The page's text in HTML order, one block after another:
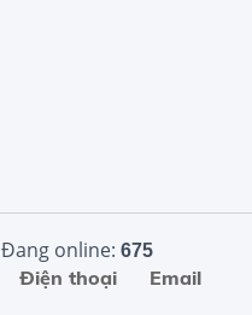
Đang online: 675
Email
Điện thoại